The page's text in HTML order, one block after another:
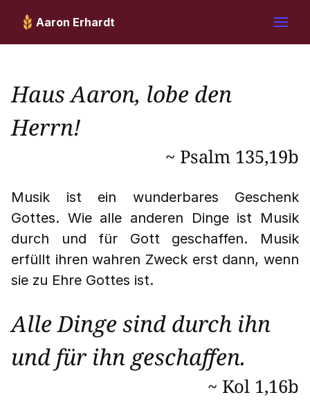
Aaron Erhardt
Haus Aaron, lobe den
Herrn!
~ Psalm 135,19b
Musik ist ein wunderbares Geschenk
Gottes. Wie alle anderen Dinge ist Musik
durch und für Gott geschaffen. Musik
erfüllt ihren wahren Zweck erst dann, wenn
sie zu Ehre Gottes ist.
Alle Dinge sind durch ihn
und für ihn geschaffen.
~ Kol 1,16b